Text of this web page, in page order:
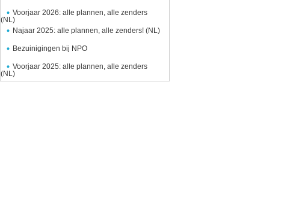
Voorjaar 2026: alle plannen, alle zenders
(NL)
Najaar 2025: alle plannen, alle zenders! (NL)
Bezuinigingen bij NPO
Voorjaar 2025: alle plannen, alle zenders
(NL)